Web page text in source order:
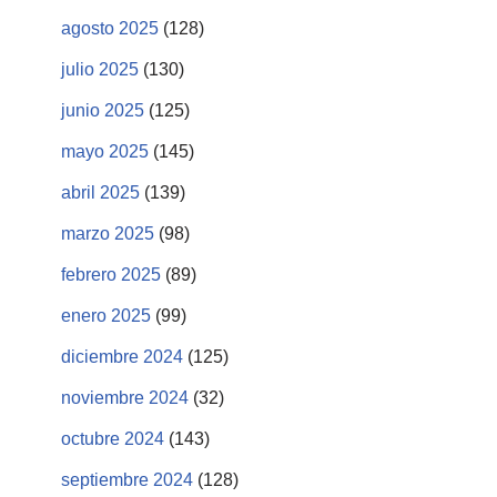
agosto 2025 (128)
julio 2025 (130)
junio 2025 (125)
mayo 2025 (145)
abril 2025 (139)
marzo 2025 (98)
febrero 2025 (89)
enero 2025 (99)
diciembre 2024 (125)
noviembre 2024 (32)
octubre 2024 (143)
septiembre 2024 (128)